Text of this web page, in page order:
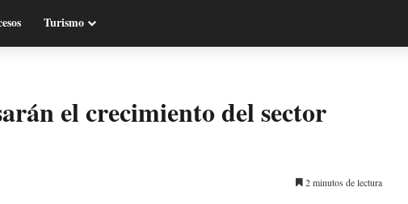
Turismo
el crecimiento del sector
2 minutos de lectura